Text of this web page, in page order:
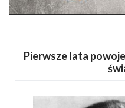
Pierwsze lata